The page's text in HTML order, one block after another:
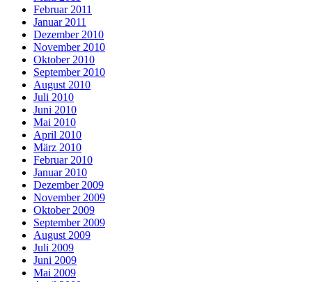
Februar 2011
Januar 2011
Dezember 2010
November 2010
Oktober 2010
September 2010
August 2010
Juli 2010
Juni 2010
Mai 2010
April 2010
März 2010
Februar 2010
Januar 2010
Dezember 2009
November 2009
Oktober 2009
September 2009
August 2009
Juli 2009
Juni 2009
Mai 2009